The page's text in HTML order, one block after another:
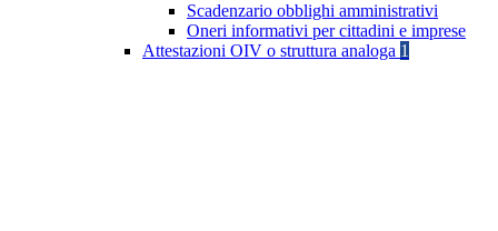
Scadenzario obblighi amministrativi
Oneri informativi per cittadini e imprese
Attestazioni OIV o struttura analoga 1